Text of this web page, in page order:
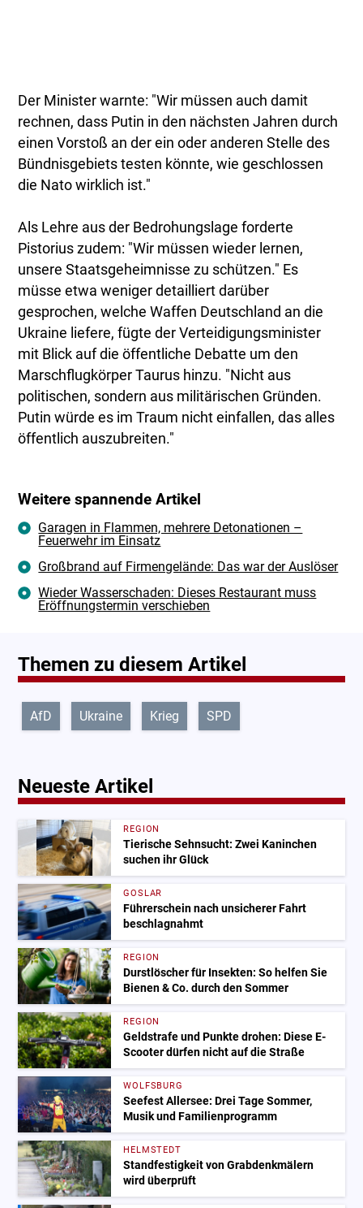
Der Minister warnte: "Wir müssen auch damit
rechnen, dass Putin in den nächsten Jahren durch
einen Vorstoß an der ein oder anderen Stelle des
Bündnisgebiets testen könnte, wie geschlossen
die Nato wirklich ist."
Als Lehre aus der Bedrohungslage forderte
Pistorius zudem: "Wir müssen wieder lernen,
unsere Staatsgeheimnisse zu schützen." Es
müsse etwa weniger detailliert darüber
gesprochen, welche Waffen Deutschland an die
Ukraine liefere, fügte der Verteidigungsminister
mit Blick auf die öffentliche Debatte um den
Marschflugkörper Taurus hinzu. "Nicht aus
politischen, sondern aus militärischen Gründen.
Putin würde es im Traum nicht einfallen, das alles
öffentlich auszubreiten."
Weitere spannende Artikel
Garagen in Flammen, mehrere Detonationen –
Feuerwehr im Einsatz
Großbrand auf Firmengelände: Das war der Auslöser
Wieder Wasserschaden: Dieses Restaurant muss
Eröffnungstermin verschieben
Themen zu diesem Artikel
AfD Ukraine Krieg SPD
Neueste Artikel
REGION
Tierische Sehnsucht: Zwei Kaninchen
suchen ihr Glück
GOSLAR
Führerschein nach unsicherer Fahrt
beschlagnahmt
REGION
Durstlöscher für Insekten: So helfen Sie
Bienen & Co. durch den Sommer
REGION
Geldstrafe und Punkte drohen: Diese E-
Scooter dürfen nicht auf die Straße
WOLFSBURG
Seefest Allersee: Drei Tage Sommer,
Musik und Familienprogramm
HELMSTEDT
Standfestigkeit von Grabdenkmälern
wird überprüft